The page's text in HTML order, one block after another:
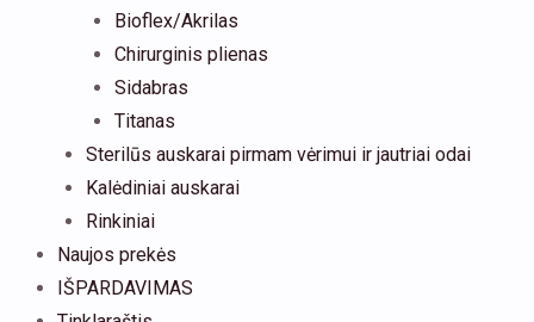
Bioflex/Akrilas
Chirurginis plienas
Sidabras
Titanas
Sterilūs auskarai pirmam vėrimui ir jautriai odai
Kalėdiniai auskarai
Rinkiniai
Naujos prekės
IŠPARDAVIMAS